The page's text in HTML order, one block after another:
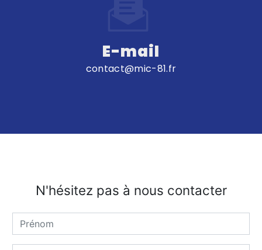
E-mail
contact@mic-81.fr
N'hésitez pas à nous contacter